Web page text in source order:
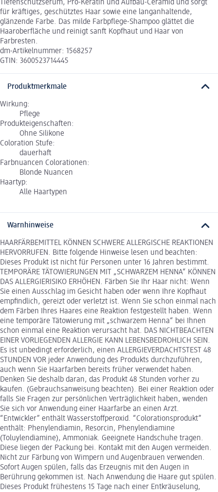
Tiefenschutzserum, Pro-Keratin und Aufbau-Ceramid und sorgt
für kräftiges, geschütztes Haar sowie eine langanhaltende,
glänzende Farbe. Das milde Farbpflege-Shampoo glättet die
Haaroberfläche und reinigt sanft Kopfhaut und Haar von
Farbresten.
dm-Artikelnummer: 1568257
GTIN: 3600523714445
Produktmerkmale
Wirkung:
Pflege
Produkteigenschaften:
Ohne Silikone
Coloration Stufe:
dauerhaft
Farbnuancen Colorationen:
Blonde Nuancen
Haartyp:
Alle Haartypen
Warnhinweise
HAARFÄRBEMITTEL KÖNNEN SCHWERE ALLERGISCHE REAKTIONEN
HERVORRUFEN. Bitte folgende Hinweise lesen und beachten:
Dieses Produkt ist nicht für Personen unter 16 Jahren bestimmt.
TEMPORÄRE TÄTOWIERUNGEN MIT „SCHWARZEM HENNA“ KÖNNEN
DAS ALLERGIERISIKO ERHÖHEN. Färben Sie Ihr Haar nicht: Wenn
Sie einen Ausschlag im Gesicht haben oder wenn Ihre Kopfhaut
empfindlich, gereizt oder verletzt ist. Wenn Sie schon einmal nach
dem Färben Ihres Haares eine Reaktion festgestellt haben. Wenn
eine temporäre Tätowierung mit „schwarzem Henna“ bei Ihnen
schon einmal eine Reaktion verursacht hat. DAS NICHTBEACHTEN
EINER VORLIEGENDEN ALLERGIE KANN LEBENSBEDROHLICH SEIN.
Es ist unbedingt erforderlich, einen ALLERGIEVERDACHTSTEST 48
STUNDEN VOR jeder Anwendung des Produkts durchzuführen,
auch wenn Sie Haarfarben bereits früher verwendet haben.
Denken Sie deshalb daran, das Produkt 48 Stunden vorher zu
kaufen. (Gebrauchsanweisung beachten). Bei einer Reaktion oder
falls Sie Fragen zur persönlichen Verträglichkeit haben, wenden
Sie sich vor Anwendung einer Haarfarbe an einen Arzt.
“Entwickler” enthält Wasserstoffperoxid. “Colorationsprodukt”
enthält: Phenylendiamin, Resorcin, Phenylendiamine
(Toluylendiamine), Ammoniak. Geeignete Handschuhe tragen.
Diese liegen der Packung bei. Kontakt mit den Augen vermeiden.
Nicht zur Färbung von Wimpern und Augenbrauen verwenden.
Sofort Augen spülen, falls das Erzeugnis mit den Augen in
Berührung gekommen ist. Nach Anwendung die Haare gut spülen.
Dieses Produkt frühestens 15 Tage nach einer Entkräuselung,